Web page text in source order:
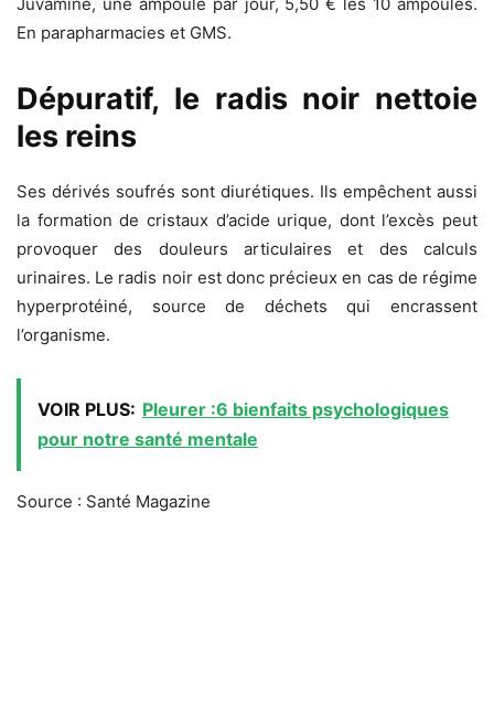
En parapharmacies et GMS.
Dépuratif, le radis noir nettoie
les reins
Ses dérivés soufrés sont diurétiques. Ils empêchent aussi
la formation de cristaux d’acide urique, dont l’excès peut
provoquer des douleurs articulaires et des calculs
urinaires. Le radis noir est donc précieux en cas de régime
hyperprotéiné, source de déchets qui encrassent
l’organisme.
VOIR PLUS: Pleurer :6 bienfaits psychologiques
pour notre santé mentale
Source : Santé Magazine